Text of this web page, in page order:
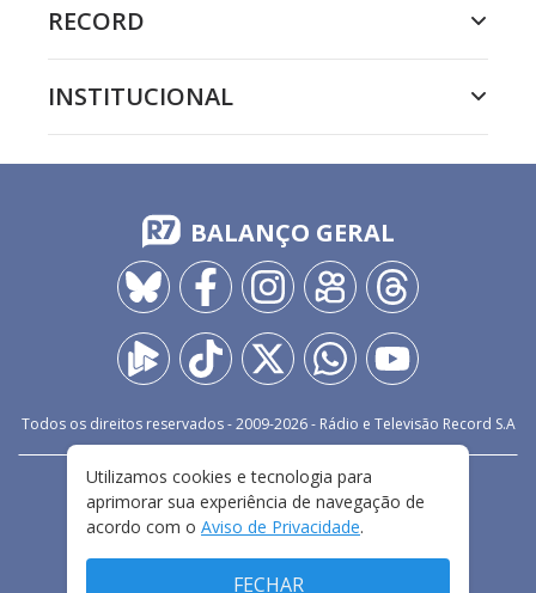
RECORD
INSTITUCIONAL
BALANÇO GERAL
Todos os direitos reservados - 2009-2026- Rádio e Televisão Record S.A
FALE CONOSCO
PRIVACIDADE
TERMOS E CONDIÇÕES DE USO
Utilizamos cookies e tecnologia para
aprimorar sua experiência de navegação de
acordo com o Aviso de Privacidade.
FECHAR